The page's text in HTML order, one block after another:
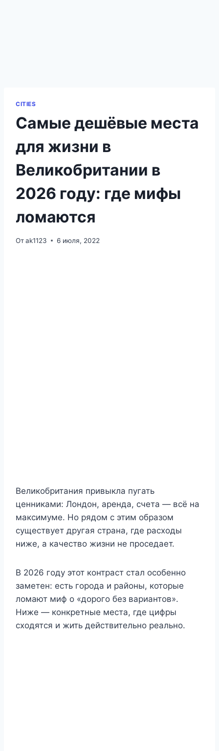
CITIES
Самые дешёвые места
для жизни в
Великобритании в
2026 году: где мифы
ломаются
Отak1123 6 июля, 2022
Великобритания привыкла пугать
ценниками: Лондон, аренда, счета — всё на
максимуме. Но рядом с этим образом
существует другая страна, где расходы
ниже, а качество жизни не проседает.
В 2026 году этот контраст стал особенно
заметен: есть города и районы, которые
ломают миф о «дорого без вариантов».
Ниже — конкретные места, где цифры
сходятся и жить действительно реально.